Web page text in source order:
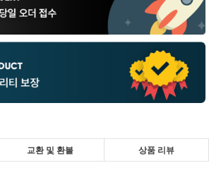
교환 및 환불 상품 리뷰